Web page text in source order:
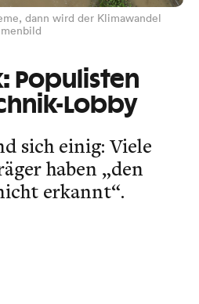
dann wird der Klimawandel
Populisten
Lobby
sich einig: Viele
haben „den
erkannt“.